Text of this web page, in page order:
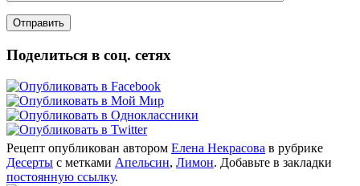
Поделиться в соц. сетях
Рецепт опубликован автором Елена Некрасова в рубрике
Десерты с метками Апельсин, Лимон. Добавьте в закладки
постоянную ссылку.